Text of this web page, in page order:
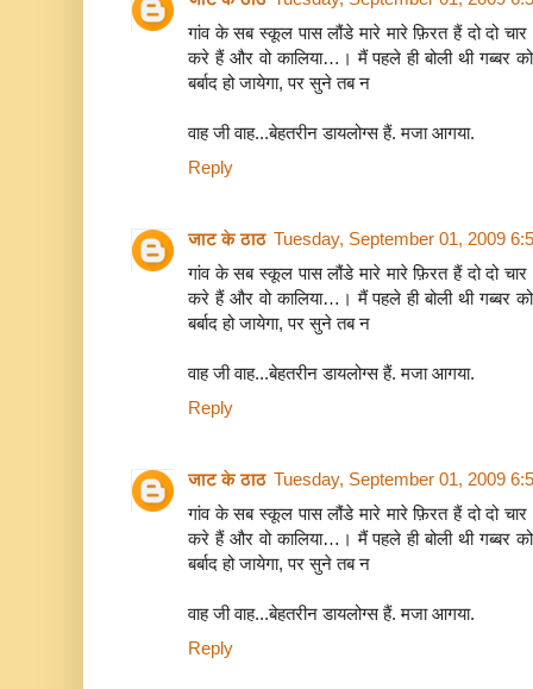
गांव के सब स्कूल पास लौंडे मारे मारे फ़िरत हैं दो दो
करे हैं और वो कालिया…। मैं पहले ही बोली थी गब्बर
बर्बाद हो जायेगा, पर सुने तब न
वाह जी वाह...बेहतरीन डायलोग्स हैं. मजा आगया.
Reply
जाट के ठाठ Tuesday, September 01, 2009
गांव के सब स्कूल पास लौंडे मारे मारे फ़िरत हैं दो दो
करे हैं और वो कालिया…। मैं पहले ही बोली थी गब्बर
बर्बाद हो जायेगा, पर सुने तब न
वाह जी वाह...बेहतरीन डायलोग्स हैं. मजा आगया.
Reply
जाट के ठाठ Tuesday, September 01, 2009
गांव के सब स्कूल पास लौंडे मारे मारे फ़िरत हैं दो दो
करे हैं और वो कालिया…। मैं पहले ही बोली थी गब्बर
बर्बाद हो जायेगा, पर सुने तब न
वाह जी वाह...बेहतरीन डायलोग्स हैं. मजा आगया.
Reply